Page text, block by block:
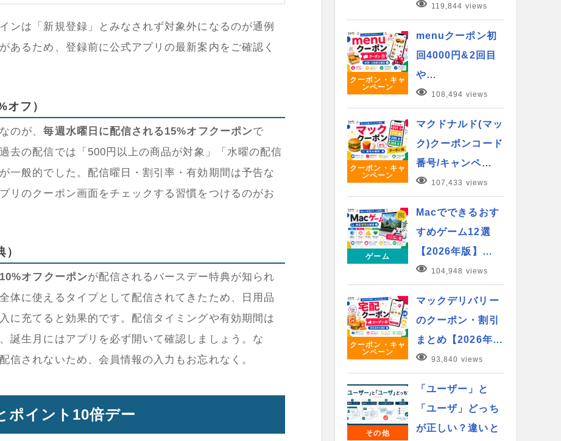
ンは「新規登録」とみなされず対象外になるのが通例
あるため、登録前に公式アプリの最新案内をご確認く
フ）
のが、毎週水曜日に配信される15%オフクーポンで
去の配信では「500円以上の商品が対象」「水曜の配信
一般的でした。配信曜日・割引率・有効期間は予告な
リのクーポン画面をチェックする習慣をつけるのがお
10%オフクーポンが配信されるバースデー特典が知られ
体に使えるタイプとして配信されてきたため、日用品
に充てると効果的です。配信タイミングや有効期間は
誕生月にはアプリを必ず開いて確認しましょう。な
信されないため、会員情報の入力もお忘れなく。
ポイント10倍デー
119,844 views
クーポン・キャ
ンペーン
menuクーポン初
回4000円&2回目
や…
108,494 views
クーポン・キャ
ンペーン
マクドナルド(マッ
ク)クーポンコード
番号/キャンペ…
107,433 views
ゲーム
Macでできるおす
すめゲーム12選
【2026年版】…
104,948 views
クーポン・キャ
ンペーン
マックデリバリー
のクーポン・割引
まとめ【2026年…
93,840 views
その他
「ユーザー」と
「ユーザ」どっち
が正しい？違いと